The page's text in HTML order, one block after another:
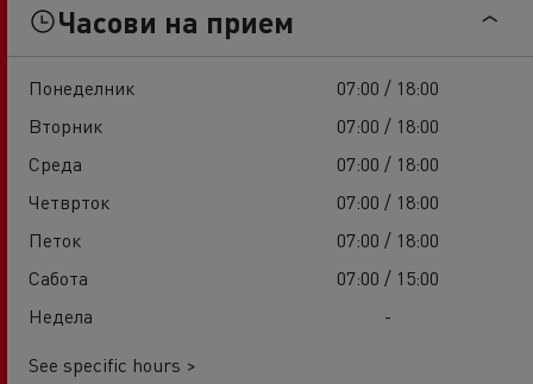
Часови на прием
Понеделник
07:00 / 18:00
Вторник
07:00 / 18:00
Среда
07:00 / 18:00
Четврток
07:00 / 18:00
Петок
07:00 / 18:00
Сабота
07:00 / 15:00
Недела
-
See specific hours >